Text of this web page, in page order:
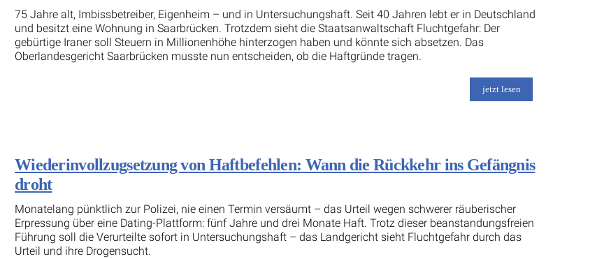
75 Jahre alt, Imbissbetreiber, Eigenheim – und in Untersuchungshaft. Seit 40 Jahren lebt er in Deutschland
und besitzt eine Wohnung in Saarbrücken. Trotzdem sieht die Staatsanwaltschaft Fluchtgefahr: Der
gebürtige Iraner soll Steuern in Millionenhöhe hinterzogen haben und könnte sich absetzen. Das
Oberlandesgericht Saarbrücken musste nun entscheiden, ob die Haftgründe tragen.
jetzt lesen
Wiederinvollzugsetzung von Haftbefehlen: Wann die Rückkehr ins Gefängnis
droht
Monatelang pünktlich zur Polizei, nie einen Termin versäumt – das Urteil wegen schwerer räuberischer
Erpressung über eine Dating-Plattform: fünf Jahre und drei Monate Haft. Trotz dieser beanstandungsfreien
Führung soll die Verurteilte sofort in Untersuchungshaft – das Landgericht sieht Fluchtgefahr durch das
Urteil und ihre Drogensucht.